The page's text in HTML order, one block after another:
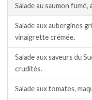
Salade au saumon
Salade aux aubergines
vinaigrette crémée.
Salade aux saveurs du
crudités.
Salade aux tomates,